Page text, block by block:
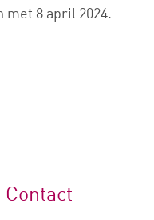
8 april 2024.
Contact